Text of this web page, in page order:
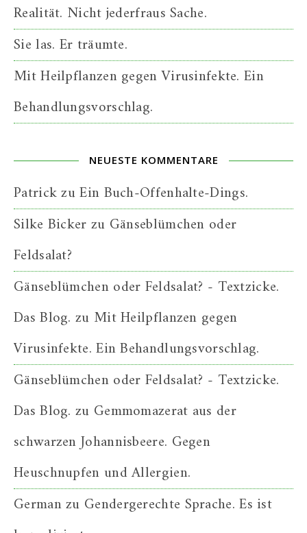
Realität. Nicht jederfraus Sache.
Sie las. Er träumte.
Mit Heilpflanzen gegen Virusinfekte. Ein
Behandlungsvorschlag.
NEUESTE KOMMENTARE
PatrickzuEin Buch-Offenhalte-Dings.
Silke Bickerzu Gänseblümchen oder
Feldsalat?
Gänseblümchen oder Feldsalat? - Textzicke.
Das Blog. zu Mit Heilpflanzen gegen
Virusinfekte. Ein Behandlungsvorschlag.
Gänseblümchen oder Feldsalat? - Textzicke.
Das Blog. zu Gemmomazerat aus der
schwarzen Johannisbeere. Gegen
Heuschnupfen und Allergien.
Germanzu Gendergerechte Sprache. Es ist